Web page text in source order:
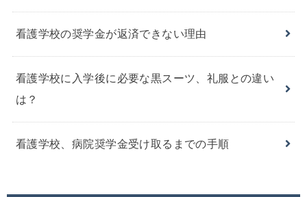
看護学校の奨学金が返済できない理由
看護学校に入学後に必要な黒スーツ、礼服との違い
は？
看護学校、病院奨学金受け取るまでの手順